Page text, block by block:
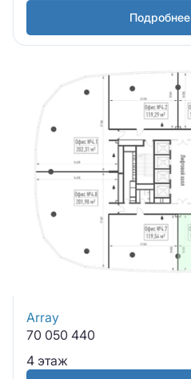
Подробнее
Array
70 050 440
4 этаж